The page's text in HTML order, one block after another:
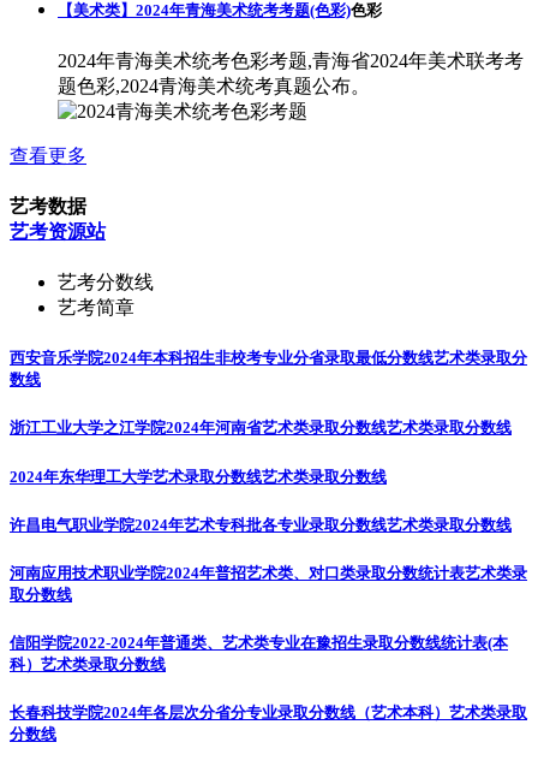
【美术类】2024年青海美术统考考题(色彩)色彩
2024年青海美术统考色彩考题,青海省2024年美术联考考
题色彩,2024青海美术统考真题公布。
查看更多
艺考数据
艺考资源站
艺考分数线
艺考简章
西安音乐学院2024年本科招生非校考专业分省录取最低分数线艺术类录取分
数线
浙江工业大学之江学院2024年河南省艺术类录取分数线艺术类录取分数线
2024年东华理工大学艺术录取分数线艺术类录取分数线
许昌电气职业学院2024年艺术专科批各专业录取分数线艺术类录取分数线
河南应用技术职业学院2024年普招艺术类、对口类录取分数统计表艺术类录
取分数线
信阳学院2022-2024年普通类、艺术类专业在豫招生录取分数线统计表(本
科） 艺术类录取分数线
长春科技学院2024年各层次分省分专业录取分数线（艺术本科） 艺术类录取
分数线